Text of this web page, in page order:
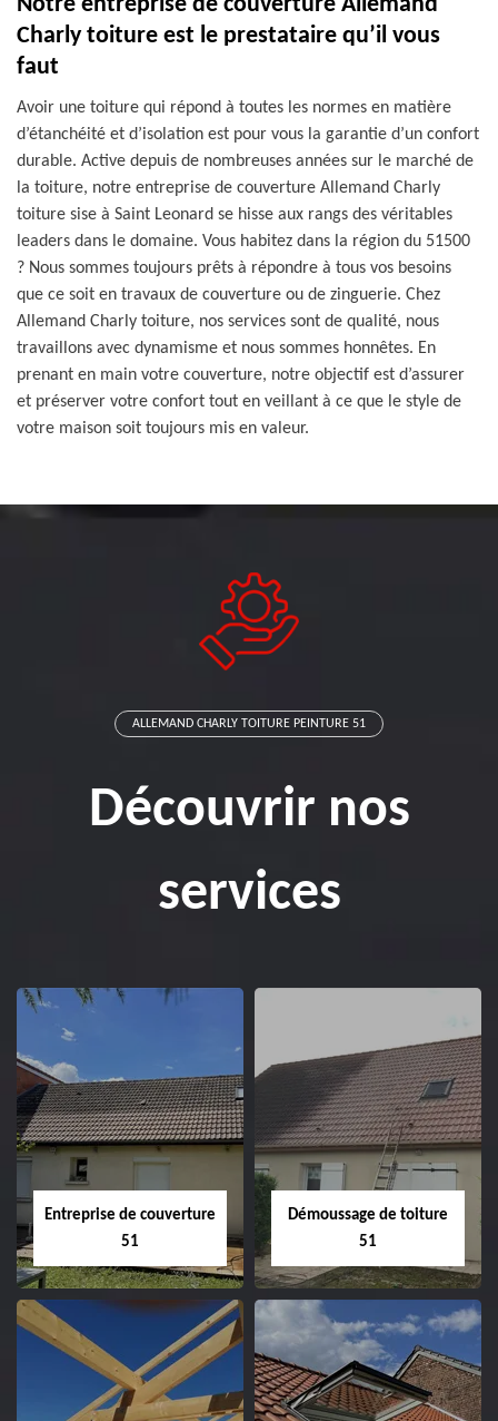
Charly toiture est le prestataire qu’il vous
faut
Avoir une toiture qui répond à toutes les normes en matière
d’étanchéité et d’isolation est pour vous la garantie d’un confort
durable. Active depuis de nombreuses années sur le marché de
la toiture, notre entreprise de couverture Allemand Charly
toiture sise à Saint Leonard se hisse aux rangs des véritables
leaders dans le domaine. Vous habitez dans la région du 51500
? Nous sommes toujours prêts à répondre à tous vos besoins
que ce soit en travaux de couverture ou de zinguerie. Chez
Allemand Charly toiture, nos services sont de qualité, nous
travaillons avec dynamisme et nous sommes honnêtes. En
prenant en main votre couverture, notre objectif est d’assurer
et préserver votre confort tout en veillant à ce que le style de
votre maison soit toujours mis en valeur.
ALLEMAND CHARLY TOITURE PEINTURE 51
Découvrir nos
services
Entreprise de couverture
51
Entreprise de
Démoussage de toiture
51
Démoussage de